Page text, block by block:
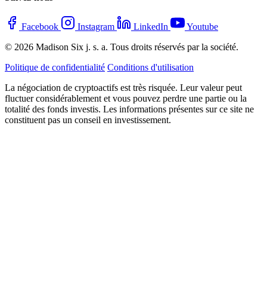
Facebook Instagram LinkedIn
Youtube
© 2026 Madison Six j. s. a. Tous droits réservés par la société.
Politique de confidentialité Conditions d'utilisation
La négociation de cryptoactifs est très risquée. Leur valeur peut
fluctuer considérablement et vous pouvez perdre une partie ou la
totalité des fonds investis. Les informations présentes sur ce site ne
constituent pas un conseil en investissement.